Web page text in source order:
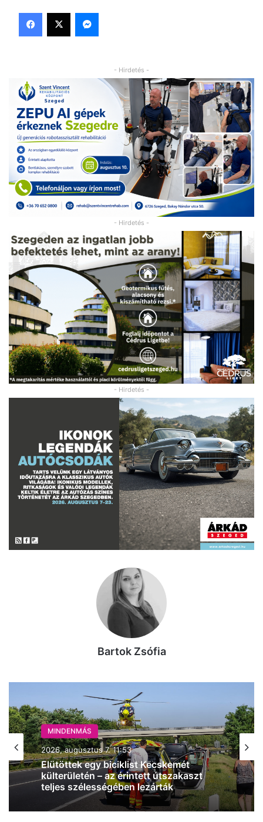
Facebook
X Messenger
- Hirdetés -
- Hirdetés -
- Hirdetés -
Bartok Zsófia
MINDENMÁS
2026, augusztus 7. 11:53
MINDENMÁS
2026, augusztus 7. 11:32
Négyes karambol történt az M5-ösön,
alakul a torlódás